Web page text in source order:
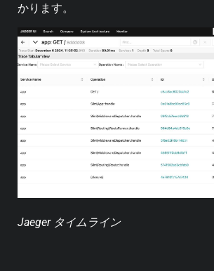
かります。
Jaeger タイムライン